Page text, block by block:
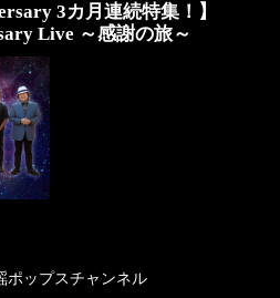
3カ月連続特集！】
Live ～感謝の旅～
ポップスチャンネル